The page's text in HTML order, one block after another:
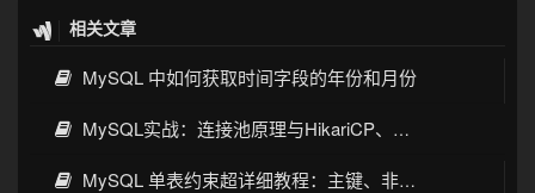
相关文章
MySQL 中如何获取时间字段的年份和月份
MySQL实战：连接池原理与HikariCP、C3P0、Druid、DBCP选型
MySQL 单表约束超详细教程：主键、非空、唯一、默认值一次讲透